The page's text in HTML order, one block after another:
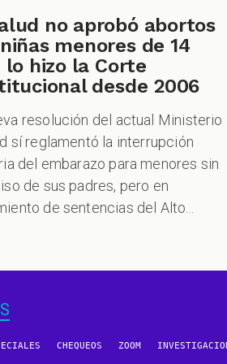
no aprobó abortos
menores de 14
lo hizo la Corte
desde 2006
resolución del actual Ministerio
sí reglamentó la interrupción
del embarazo para menores sin
de sus padres, pero en
de sentencias del Alto...
CHEQUEOS ZOOM